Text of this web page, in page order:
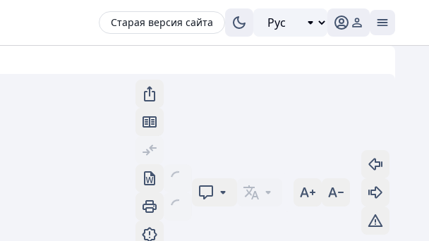
Старая версия сайта